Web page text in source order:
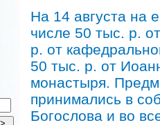
На 14 августа на
числе 50 тыс. р.
р. от
50 тыс. р. от
монастыря.
принимались в
Богослова и во